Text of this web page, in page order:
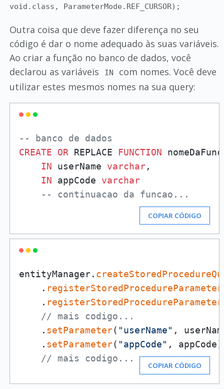
void.class, ParameterMode.REF_CURSOR);
Outra coisa que deve fazer diferença no seu
código é dar o nome adequado às suas variáveis.
Ao criar a função no banco de dados, você
declarou as variáveis
IN
com nomes. Você deve
utilizar estes mesmos nomes na sua query:
-- banco de dados
CREATE
OR REPLACE FUNCTION
IN userName varchar,
IN appCode varchar
-- continuacao da funcao...
COPIAR CÓDIGO
entityManager.
    .
registerStoredProcedureParameter
    .
registerStoredProcedureParameter
// mais codigo...
    .
setParameter( "userName" ,
    .
setParameter( "appCode" , appCode)
// mais codigo...
COPIAR CÓDIGO